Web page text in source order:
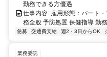
勤務できる方優遇
仕事内容: 雇用形態：パート
務全般 予防処置 保健指導 勤
急募 交通費支給 週2・3日からOK
業務委託